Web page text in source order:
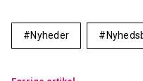
Nyheder